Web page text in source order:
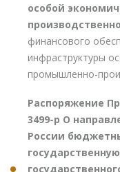
особой
финансового
инфраструктуры
промышленно-
Распоряжение
3499-р О
России